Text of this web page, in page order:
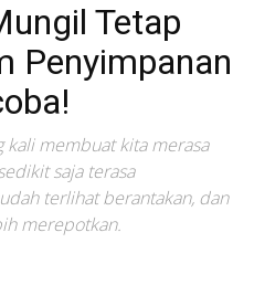
Tetap
Penyimpanan
kali membuat kita merasa
saja terasa
terlihat berantakan, dan
merepotkan.